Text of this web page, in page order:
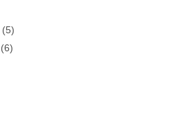
(5)
(6)